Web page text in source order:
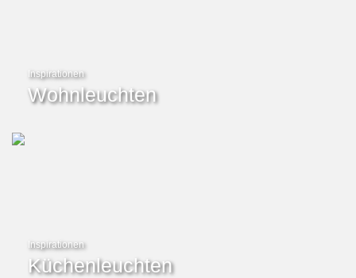
Inspirationen
Wohnleuchten
Inspirationen
Küchenleuchten